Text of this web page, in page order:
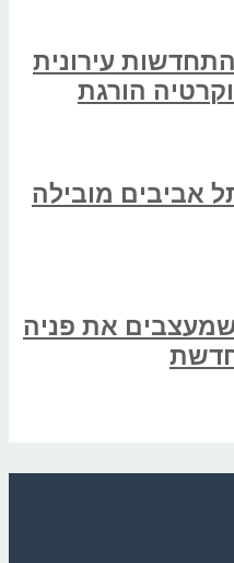
עירונית
הורגת
אביבים מובילה
את פניה